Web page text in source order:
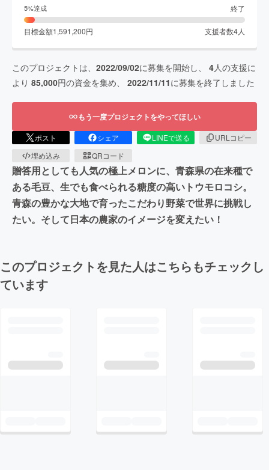
5%達成 終了
目標金額1,591,200円 支援者数4人
このプロジェクトは、 2022/09/02に募集を開始し、 4人の支援に
より 85,000円の資金を集め、 2022/11/11に募集を終了しました
もう一度プロジェクトをやってほしい
ポスト シェア LINEで送る
URLコピー
埋め込み
QRコード
贈答用としても人気の極上メロンに、青森県の在来種で
ある毛豆、生でも食べられる糖度の高いトウモロコシ。
青森の豊かな大地で育ったこだわり野菜で世界に挑戦し
たい。そして日本の農家のイメージを変えたい！
このプロジェクトを見た人はこちらもチェックし
ています